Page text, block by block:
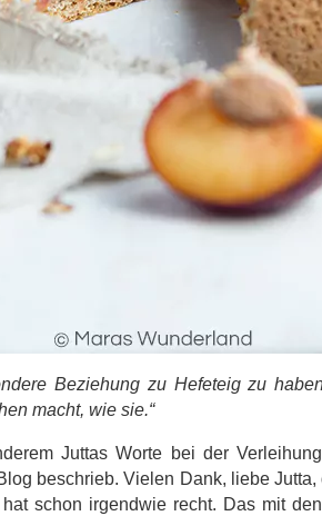
Beziehung zu Hefeteig zu
macht, wie sie.“
Juttas Worte bei der
beschrieb. Vielen Dank, liebe Jutta,
schon irgendwie recht. Das mit